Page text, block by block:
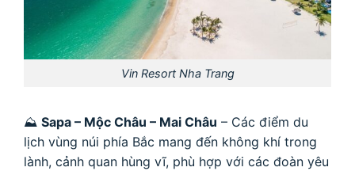
Vin Resort Nha Trang
⛰ Sapa – Mộc Châu – Mai Châu – Các điểm du
lịch vùng núi phía Bắc mang đến không khí trong
lành, cảnh quan hùng vĩ, phù hợp với các đoàn yêu